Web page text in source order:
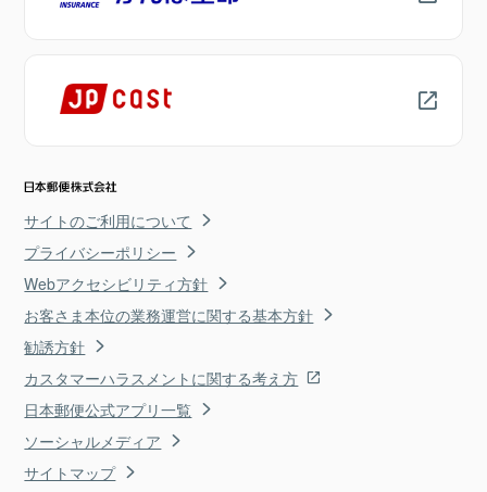
サイトのご利用について
プライバシーポリシー
Webアクセシビリティ方針
お客さま本位の業務運営に関する基本方針
勧誘方針
カスタマーハラスメントに関する考え方
日本郵便公式アプリ一覧
ソーシャルメディア
サイトマップ